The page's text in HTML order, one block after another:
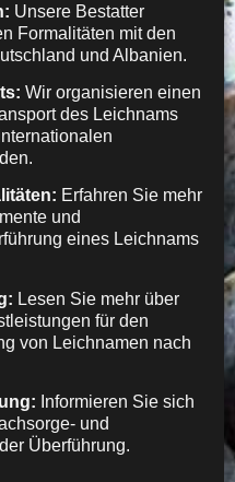
Unsere Bestatter
Formalitäten mit den
und Albanien.
Wir organisieren einen
des Leichnams
Erfahren Sie mehr
und
eines Leichnams
Lesen Sie mehr über
für den
von Leichnamen nach
Informieren Sie sich
und
Überführung.